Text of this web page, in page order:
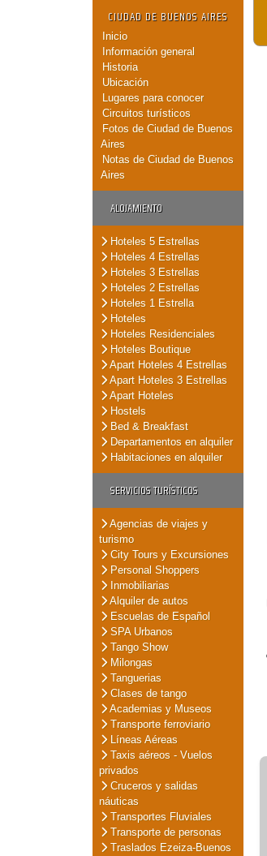
CIUDAD DE BUENOS AIRES
Inicio
Información general
Historia
Ubicación
Lugares para conocer
Circuitos turísticos
Fotos de Ciudad de Buenos
Aires
Notas de Ciudad de Buenos
Aires
ALOJAMIENTO
Hoteles 5 Estrellas
Hoteles 4 Estrellas
Hoteles 3 Estrellas
Hoteles 2 Estrellas
Hoteles 1 Estrella
Hoteles
Hoteles Residenciales
Hoteles Boutique
Apart Hoteles 4 Estrellas
Apart Hoteles 3 Estrellas
Apart Hoteles
Hostels
Bed & Breakfast
Departamentos en alquiler
Habitaciones en alquiler
SERVICIOS TURÍSTICOS
Agencias de viajes y
turismo
City Tours y Excursiones
Personal Shoppers
Inmobiliarias
Alquiler de autos
Escuelas de Español
SPA Urbanos
Tango Show
Milongas
Tanguerias
Clases de tango
Academias y Museos
Transporte ferroviario
Líneas Aéreas
Taxis aéreos - Vuelos
privados
Cruceros y salidas
náuticas
Transportes Fluviales
Transporte de personas
Traslados Ezeiza-Buenos